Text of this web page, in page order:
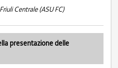
Centrale (ASU FC)
presentazione delle